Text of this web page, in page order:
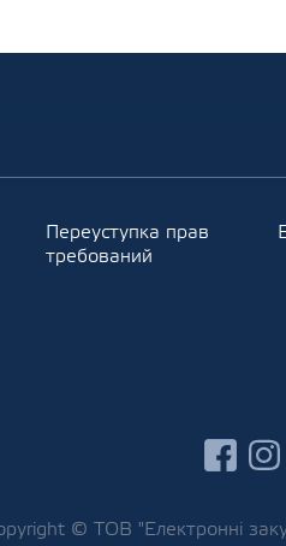
Переуступка прав
требований
© ТОВ "Електронні